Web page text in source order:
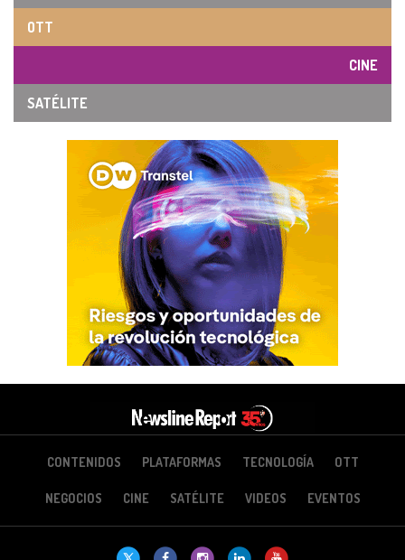
OTT
CINE
SATÉLITE
CONTENIDOS PLATAFORMAS TECNOLOGÍA OTT
NEGOCIOS CINE SATÉLITE VIDEOS EVENTOS